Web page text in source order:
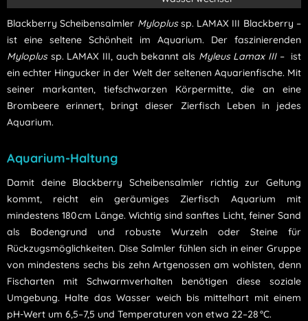
Blackberry Scheibensalmler Myloplus sp. LAMAX III Blackberry –
ist eine seltene Schönheit im Aquarium. Der faszinierenden
Myloplussp. LAMAX III, auch bekannt als Myleus Lamax III– ist
ein echter Hingucker in der Welt der seltenen Aquarienfische. Mit
seiner markanten, tiefschwarzen Körpermitte, die an eine
Brombeere erinnert, bringt dieser Zierfisch Leben in jedes
Aquarium.
Aquarium-Haltung
Damit deine Blackberry Scheibensalmler richtig zur Geltung
kommt, reicht ein geräumiges Zierfisch Aquarium mit
mindestens 180 cm Länge. Wichtig sind sanftes Licht, feiner Sand
als Bodengrund und robuste Wurzeln oder Steine für
Rückzugsmöglichkeiten. Dise Salmler fühlen sich in einer Gruppe
von mindestens sechs bis zehn Artgenossen am wohlsten, denn
Fischarten mit Schwarmverhalten benötigen diese soziale
Umgebung. Halte das Wasser weich bis mittelhart mit einem
pH-Wert um 6,5–7,5 und Temperaturen von etwa 22–28 °C.